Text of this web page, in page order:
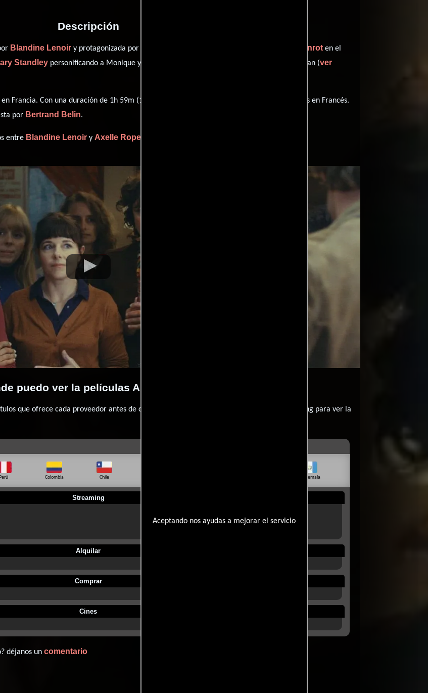
Aceptando nos ayudas a mejorar el servicio
Descripción
Blandine Lenoir y protagonizada por Zita Hanroten el
Standley personificando a Monique y desempeñando el papel de Jean (ver
Francia. Con una duración de 1h 59m (119 minutos), esta película tiene diálogos originales en Francés.
por Bertrand Belin.
entre Blandine Lenoir yAxelle Ropert
puedo ver la películas Annie colère?
que ofrece cada proveedor antes de comprar, alquilar o contratar un servicio de streming para ver la
Colombia Chile Guatemala
Streaming
Alquilar
Comprar
Cines
déjanos uncomentario